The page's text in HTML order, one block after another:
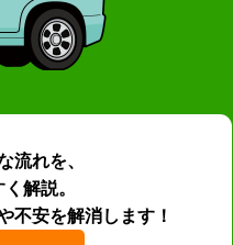
流れを、
解説。
不安を解消します！